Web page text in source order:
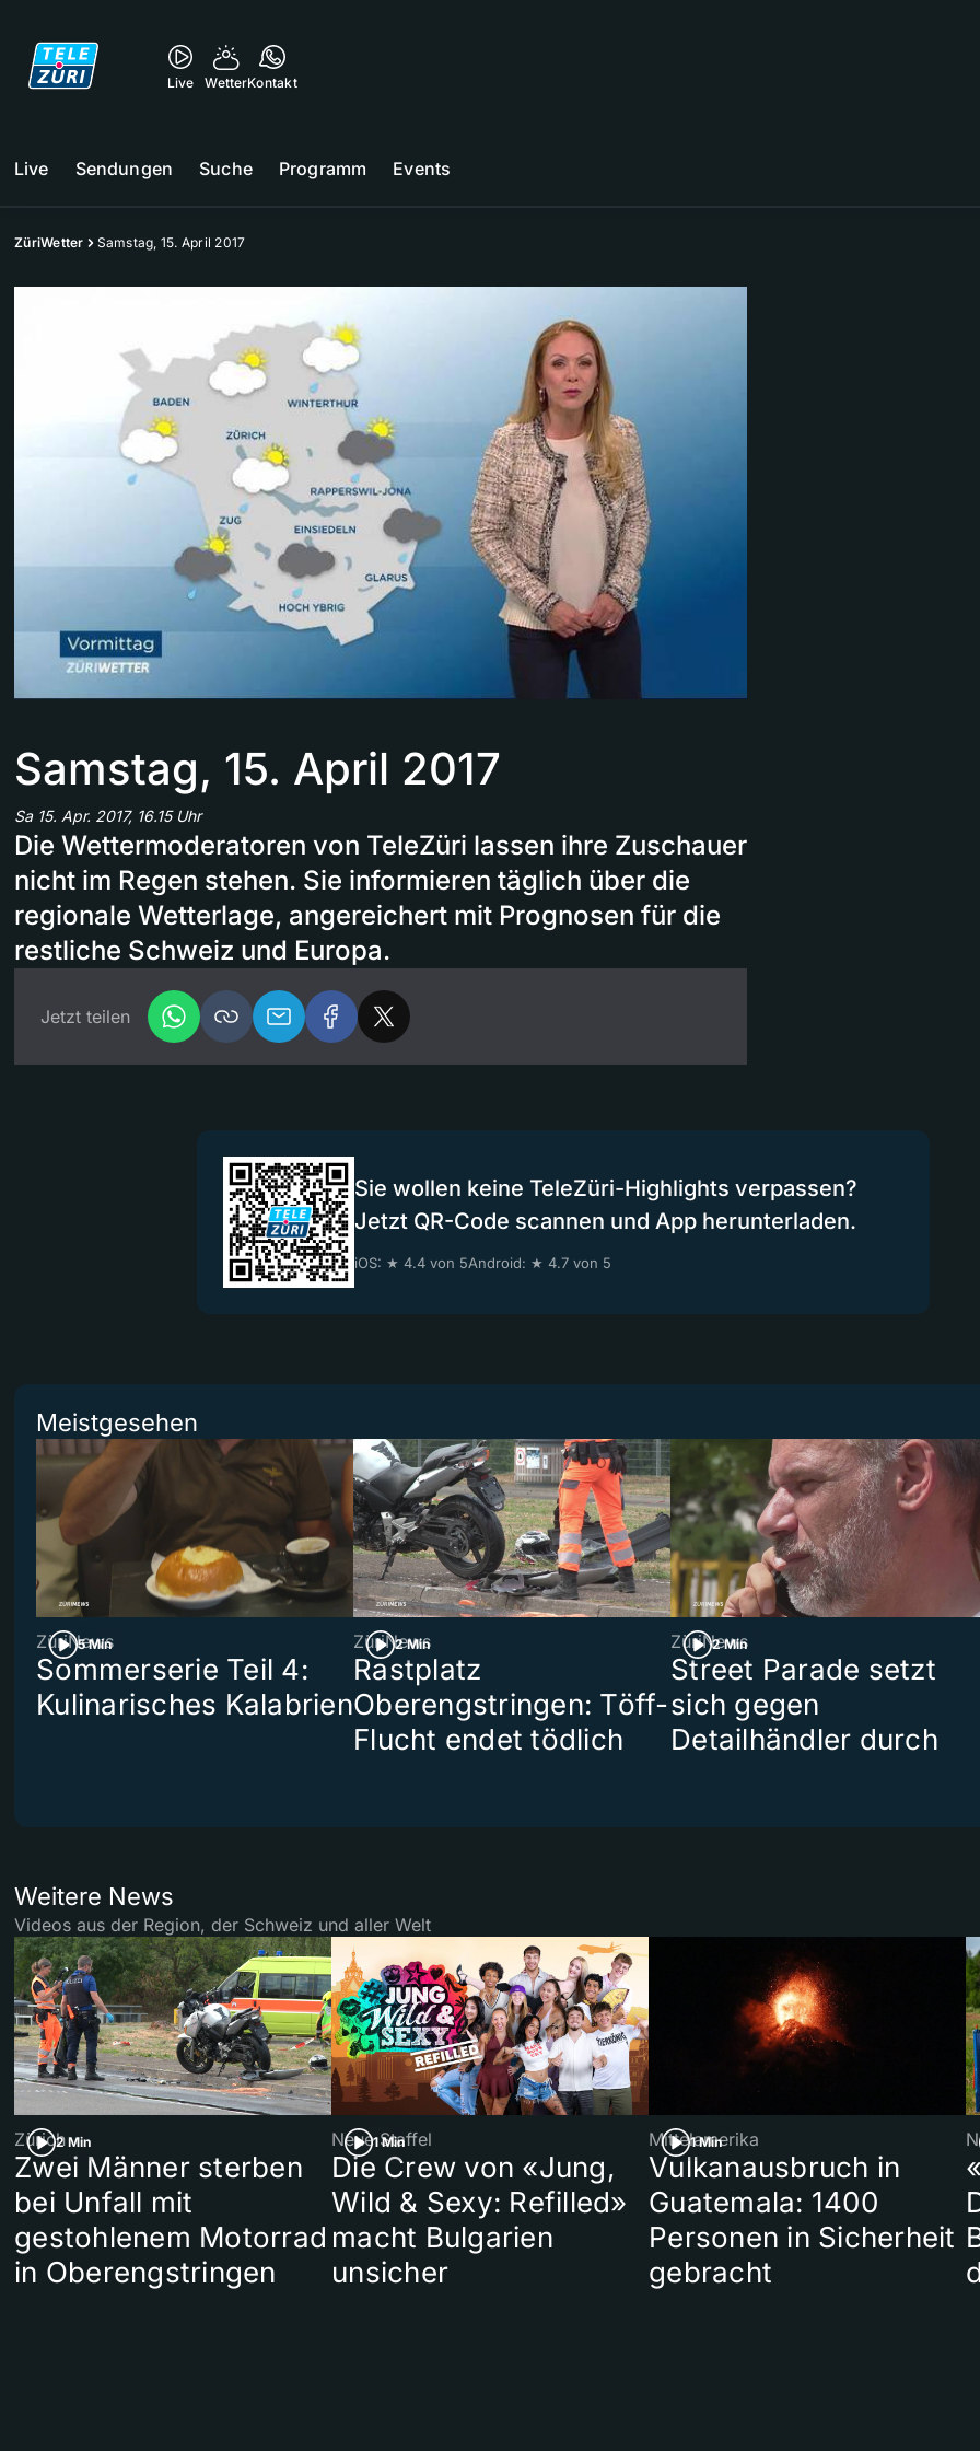
Live WetterKontakt
Live Sendungen Suche Programm Events
ZüriWetter Samstag, 15. April 2017
Samstag, 15. April 2017
Sa 15. Apr. 2017, 16.15 Uhr
Die Wettermoderatoren von TeleZüri lassen ihre Zuschauer
nicht im Regen stehen. Sie informieren täglich über die
regionale Wetterlage, angereichert mit Prognosen für die
restliche Schweiz und Europa.
Jetzt teilen
Sie wollen keine TeleZüri-Highlights verpassen?
Jetzt QR-Code scannen und App herunterladen.
iOS: ★ 4.4 von 5Android: ★ 4.7 von 5
Meistgesehen
5 Min
ZüriNews
Sommerserie Teil 4:
Kulinarisches Kalabrien
2 Min
ZüriNews
Rastplatz
Oberengstringen: Töff-
Flucht endet tödlich
2 Min
ZüriNews
Street Parade setzt
sich gegen
Detailhändler durch
Weitere News
Videos aus der Region, der Schweiz und aller Welt
2 Min
Zürich
Zwei Männer sterben
bei Unfall mit
gestohlenem Motorrad
in Oberengstringen
1 Min
Neue Staffel
Die Crew von «Jung,
Wild & Sexy: Refilled»
macht Bulgarien
unsicher
1 Min
Mittelamerika
Vulkanausbruch in
Guatemala: 1400
Personen in Sicherheit
gebracht